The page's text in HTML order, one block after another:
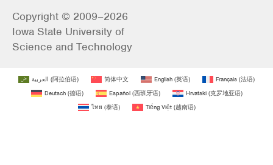
Copyright © 2009–2026
Iowa State University of
Science and Technology
العربية (阿拉伯语) 简体中文 English (英语) Français (法语)
Deutsch(德语) Español(西班牙语) Hrvatski(克罗地亚语)
ไทย (泰语) Tiếng Việt(越南语)